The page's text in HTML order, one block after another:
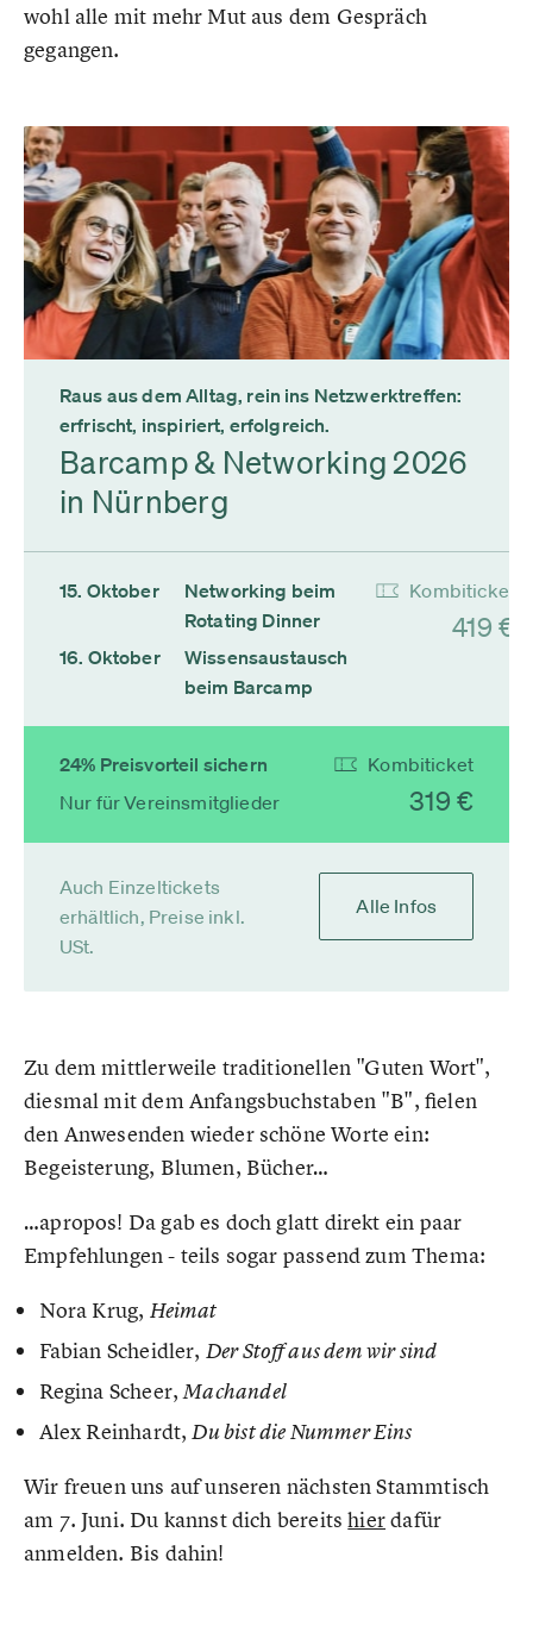
wohl alle mit mehr Mut aus dem Gespräch
gegangen.
Raus aus dem Alltag, rein ins Netzwerktreffen:
erfrischt, inspiriert, erfolgreich.
Barcamp & Networking 2026
in Nürnberg
15. Oktober
Networking beim
Rotating Dinner
16. Oktober
Wissensaustausch
beim Barcamp
Kombiticket
419 €
24% Preisvorteil sichern
Nur für Vereinsmitglieder
Kombiticket
319 €
Auch Einzeltickets
erhältlich, Preise inkl.
USt.
Alle Infos
Zu dem mittlerweile traditionellen "Guten Wort",
diesmal mit dem Anfangsbuchstaben "B", fielen
den Anwesenden wieder schöne Worte ein:
Begeisterung, Blumen, Bücher…
…apropos! Da gab es doch glatt direkt ein paar
Empfehlungen - teils sogar passend zum Thema:
Nora Krug, Heimat
Fabian Scheidler, Der Stoff aus dem wir sind
Regina Scheer,Machandel
Alex Reinhardt,Du bist die Nummer Eins
Wir freuen uns auf unseren nächsten Stammtisch
am 7. Juni. Du kannst dich bereitshierdafür
anmelden. Bis dahin!